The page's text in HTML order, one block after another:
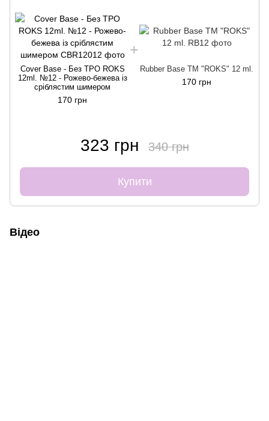
Cover Base - Без ТРО ROKS
12ml. №12 - Рожево-бежева із
сріблястим шимером
170 грн
Rubber Base ТМ "ROKS" 12 ml.
170 грн
323 грн 340 грн
Купити
Відео